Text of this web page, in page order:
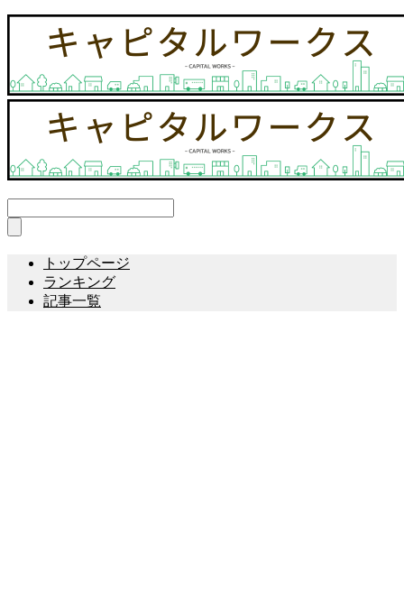
トップページ
ランキング
記事一覧